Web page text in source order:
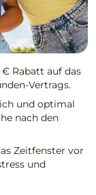
Rabatt auf das
Vertrags.
und optimal
nach den
Zeitfenster vor
und